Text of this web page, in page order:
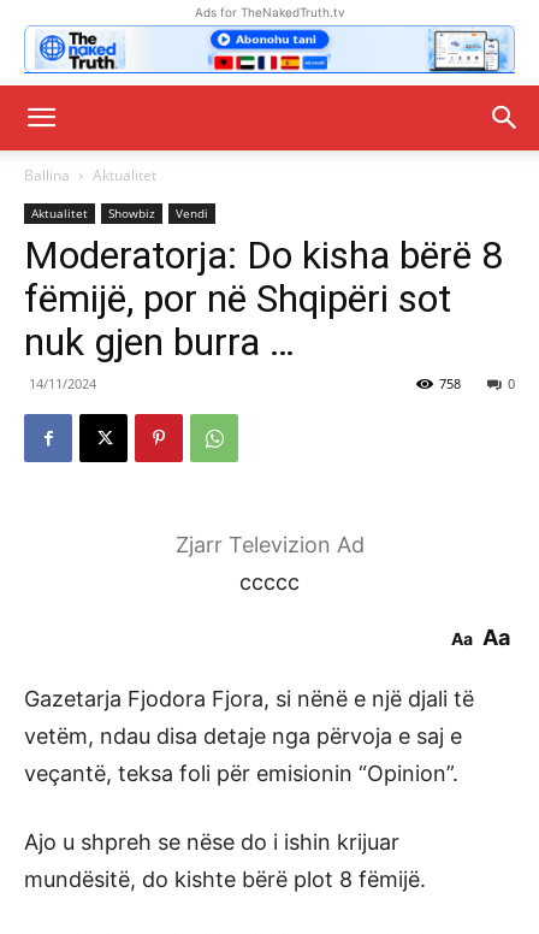
Ads for TheNakedTruth.tv
Ballina Aktualitet
Aktualitet Showbiz Vendi
Moderatorja: Do kisha bërë 8
fëmijë, por në Shqipëri sot
nuk gjen burra …
14/11/2024 0
758
Zjarr Televizion Ad
ccccc
Aa Aa
Gazetarja Fjodora Fjora, si nënë e një djali të
vetëm, ndau disa detaje nga përvoja e saj e
veçantë, teksa foli për emisionin “Opinion”.
Ajo u shpreh se nëse do i ishin krijuar
mundësitë, do kishte bërë plot 8 fëmijë.